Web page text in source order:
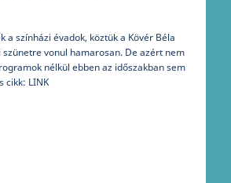
a színházi évadok, köztük a Kövér Béla
szünetre vonul hamarosan. De azért nem
nélkül ebben az időszakban sem
cikk: LINK